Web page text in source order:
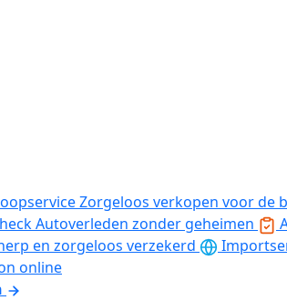
Zorgeloos verkopen voor de
Autoverleden zonder geheimen
en zorgeloos verzekerd
online